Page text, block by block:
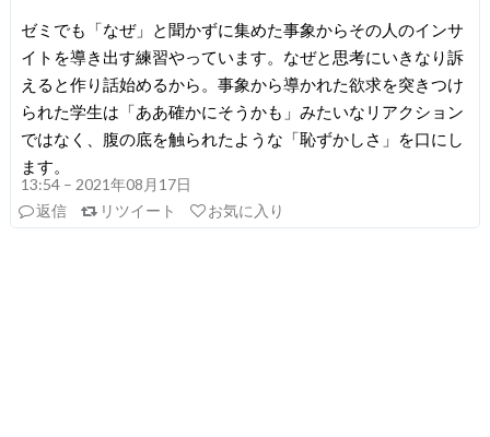
ゼミでも「なぜ」と聞かずに集めた事象からその人のインサ
イトを導き出す練習やっています。なぜと思考にいきなり訴
えると作り話始めるから。事象から導かれた欲求を突きつけ
られた学生は「ああ確かにそうかも」みたいなリアクション
ではなく、腹の底を触られたような「恥ずかしさ」を口にし
ます。
13:54 – 2021年08月17日
返信
リツイート お気に入り